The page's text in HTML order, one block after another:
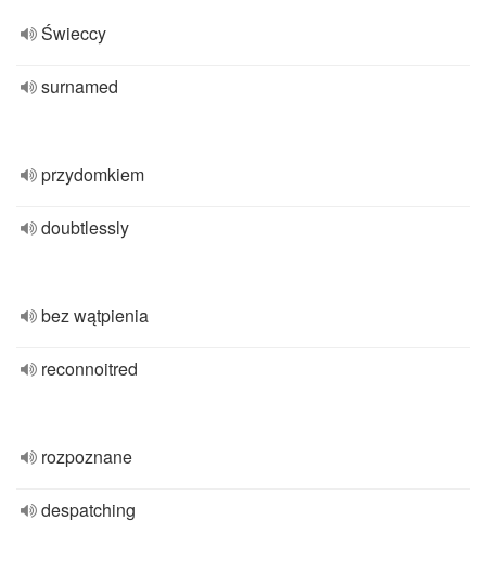
Świeccy
surnamed
przydomkiem
doubtlessly
bez wątpienia
reconnoitred
rozpoznane
despatching